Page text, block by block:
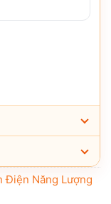
Điện Năng Lượng